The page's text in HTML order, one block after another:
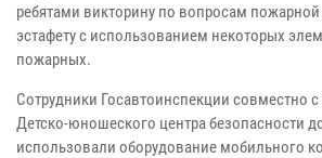
ребятами викторину по вопросам пожарной
эстафету с использованием некоторых
пожарных.
Сотрудники Госавтоинспекции совместно
Детско-юношеского центра безопасности
использовали оборудование мобильного